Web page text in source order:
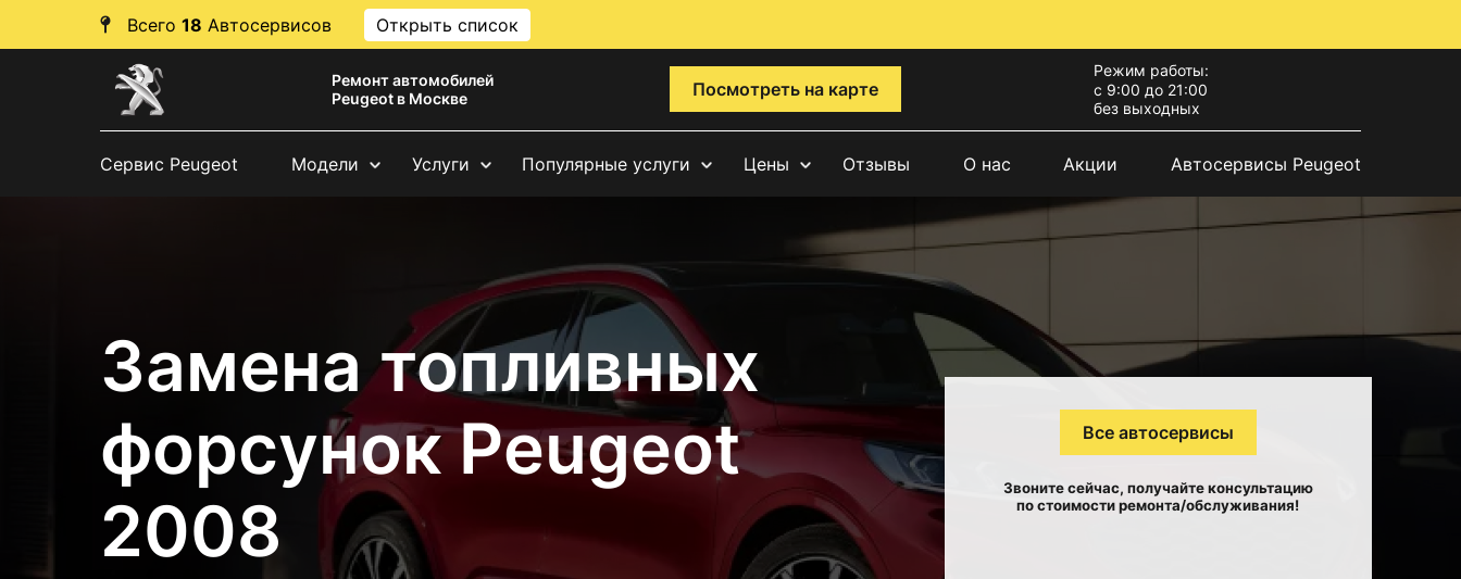
Всего 18 Автосервисов Открыть список
Ремонт автомобилей
Peugeot в Москве
Посмотреть на карте
Режим работы:
с 9:00 до 21:00
без выходных
Сервис Peugeot Модели Услуги Популярные услуги Цены Отзывы О нас Акции Автосервисы Peugeot
Замена топливных
форсунок Peugeot
2008
Все автосервисы
Звоните сейчас, получайте консультацию
по стоимости ремонта/обслуживания!